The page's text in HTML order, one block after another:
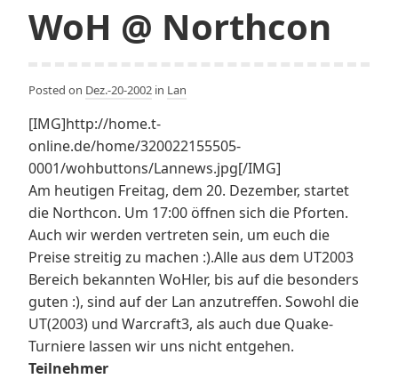
WoH @ Northcon
Posted on Dez.-20-2002 in Lan
[IMG]http://home.t-
online.de/home/320022155505-
0001/wohbuttons/Lannews.jpg[/IMG]
Am heutigen Freitag, dem 20. Dezember, startet
die Northcon. Um 17:00 öffnen sich die Pforten.
Auch wir werden vertreten sein, um euch die
Preise streitig zu machen :).Alle aus dem UT2003
Bereich bekannten WoHler, bis auf die besonders
guten :), sind auf der Lan anzutreffen. Sowohl die
UT(2003) und Warcraft3, als auch due Quake-
Turniere lassen wir uns nicht entgehen.
Teilnehmer